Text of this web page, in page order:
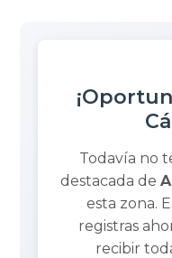
Todavía no
destacada de
esta zona.
registras
recibir